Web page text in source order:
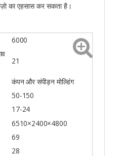
का एहसास कर सकता है।
6000
21
कंपन और संपीड़न मोल्डिंग
50-150
17-24
6510×2400×4800
69
28